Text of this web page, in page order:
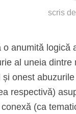
scris de
anumită logică
al uneia
onest
respectivă)
(ca